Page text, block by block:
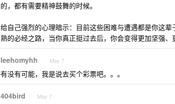
的，都有需要精神鼓舞的时候。
给自己强烈的心理暗示：目前这些困难与遭遇都是你这
熟的必经之路，当你真正挺过去后，你会变得更加坚强、
leehomyhh May 7
有没有可能，我是说去买个彩票吧。。。
404bird May 7